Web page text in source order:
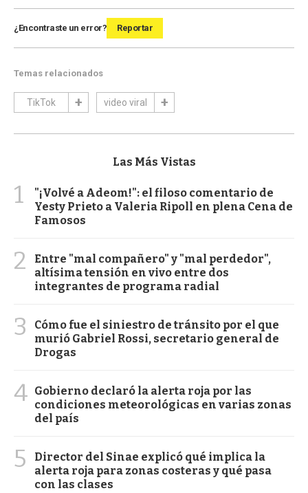
¿Encontraste un error? Reportar
Temas relacionados
TikTok video viral
Las Más Vistas
1
"¡Volvé a Adeom!": el filoso comentario de
Yesty Prieto a Valeria Ripoll en plena Cena de
Famosos
2
Entre "mal compañero" y "mal perdedor",
altísima tensión en vivo entre dos
integrantes de programa radial
3
Cómo fue el siniestro de tránsito por el que
murió Gabriel Rossi, secretario general de
Drogas
4 Gobierno declaró la alerta roja por las
condiciones meteorológicas en varias zonas
del país
5
Director del Sinae explicó qué implica la
alerta roja para zonas costeras y qué pasa
con las clases